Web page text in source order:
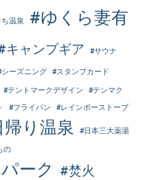
温泉 #ゆくら妻有
キャンプギア #サウナ
シーズニング #スタンプカード
#テントマークデザイン
#テンマク
#フライパン #レインボーストーブ
り温泉 #日本三大薬湯
の
ーク #焚火